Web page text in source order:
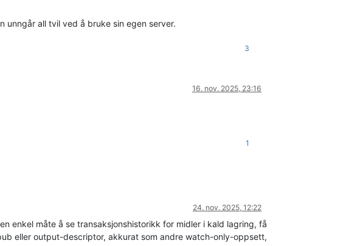
all tvil ved å bruke sin egen server.
3
16. nov. 2025, 23:16
1
24. nov. 2025, 12:22
enkel måte å se transaksjonshistorikk for midler i kald lagring, få
eller output-descriptor, akkurat som andre watch-only-oppsett,